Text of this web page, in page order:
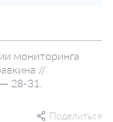
мониторинга
//
28-31.
Поделиться